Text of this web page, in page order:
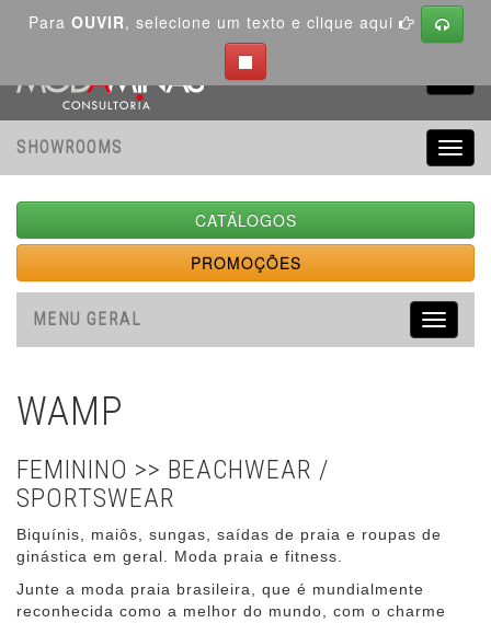
Para OUVIR, selecione um texto e clique aqui
SHOWROOMS
CATÁLOGOS
PROMOÇÕES
Toggle
MENU GERAL
WAMP
FEMININO >> BEACHWEAR /
SPORTSWEAR
Biquínis, maiôs, sungas, saídas de praia e roupas de
ginástica em geral. Moda praia e fitness.
Junte a moda praia brasileira, que é mundialmente
reconhecida como a melhor do mundo, com o charme